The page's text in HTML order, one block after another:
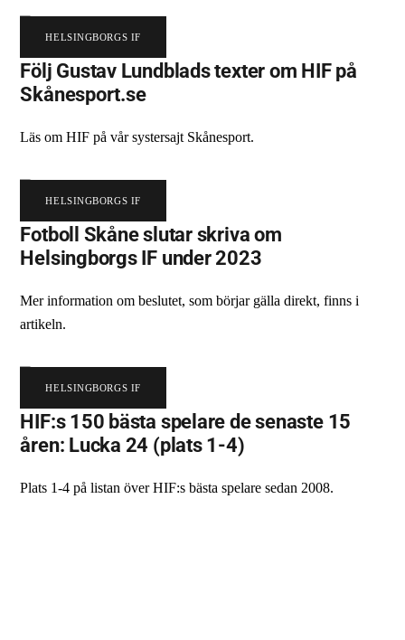
HELSINGBORGS IF
Följ Gustav Lundblads texter om HIF på
Skånesport.se
Läs om HIF på vår systersajt Skånesport.
HELSINGBORGS IF
Fotboll Skåne slutar skriva om
Helsingborgs IF under 2023
Mer information om beslutet, som börjar gälla direkt, finns i
artikeln.
HELSINGBORGS IF
HIF:s 150 bästa spelare de senaste 15
åren: Lucka 24 (plats 1-4)
Plats 1-4 på listan över HIF:s bästa spelare sedan 2008.